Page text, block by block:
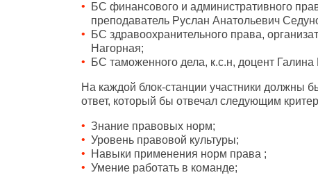
БС финансового и административного
преподаватель Руслан Анатольевич
БС здравоохранительного права,
Нагорная;
БС таможенного дела, к.с.н, доцент
На каждой блок-станции участники должны
ответ, который бы отвечал следующим
Знание правовых норм;
Уровень правовой культуры;
Навыки применения норм права ;
Умение работать в команде;